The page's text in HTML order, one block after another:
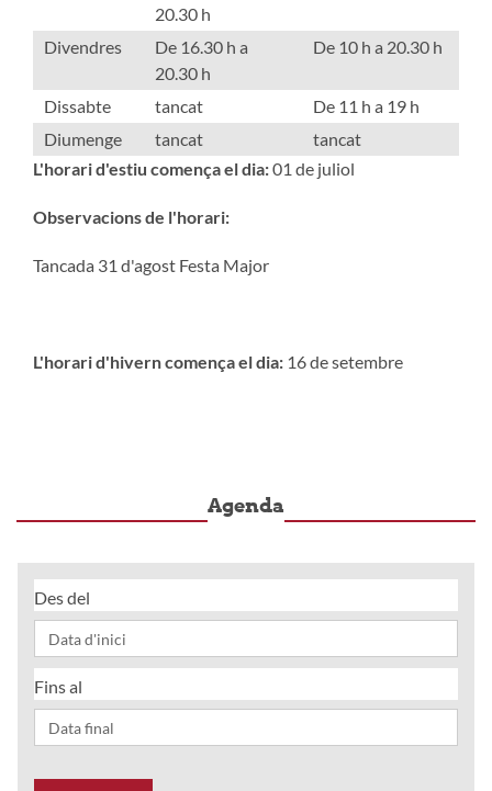
20.30 h
Divendres
De 16.30 h a
20.30 h
De 10 h a 20.30 h
Dissabte tancat
De 11 h a 19 h
Diumenge
tancat
tancat
L'horari d'estiu comença el dia:01 de juliol
Observacions de l'horari:
Tancada 31 d'agost Festa Major
L'horari d'hivern comença el dia: 16 de setembre
Agenda
Des del
Fins al